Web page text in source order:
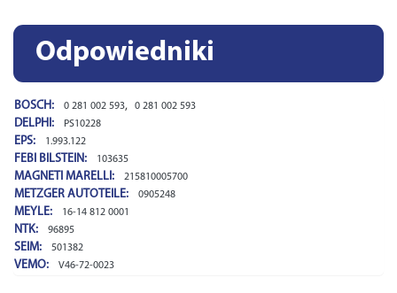
Odpowiedniki
BOSCH: 0 281 002 593, 0 281 002 593
DELPHI: PS10228
EPS: 1.993.122
FEBI BILSTEIN: 103635
MAGNETI MARELLI: 215810005700
METZGER AUTOTEILE: 0905248
MEYLE: 16-14 812 0001
NTK: 96895
SEIM: 501382
VEMO: V46-72-0023